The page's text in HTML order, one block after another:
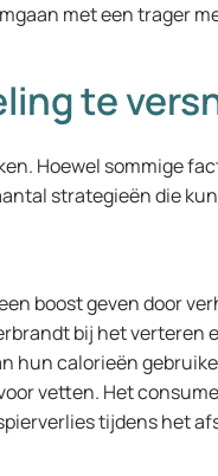
met een trager
te
Hoewel sommige
strategieën die
boost geven door
bij het verteren
hun calorieën
vetten. Het
tijdens het